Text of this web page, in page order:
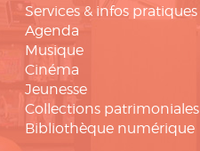
Services & infos pratiques
Agenda
Musique
Cinéma
Jeunesse
Collections patrimoniales
Bibliothèque numérique